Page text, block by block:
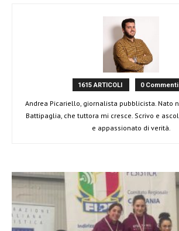
1615 ARTICOLI 0 Commenti
Andrea Picariello, giornalista pubblicista. Nato
Battipaglia, che tuttora mi cresce. Scrivo e
e appassionato di verità.